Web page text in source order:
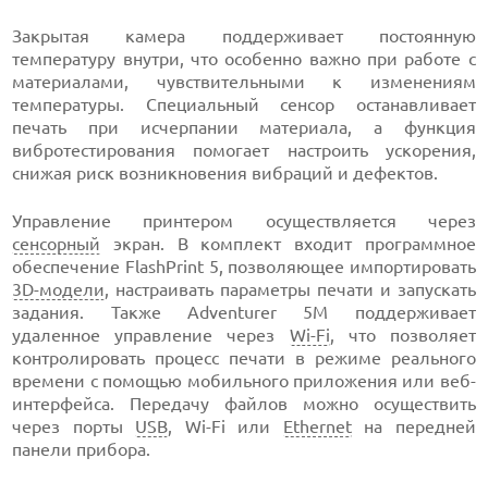
Закрытая камера поддерживает постоянную
температуру внутри, что особенно важно при работе с
материалами, чувствительными к изменениям
температуры. Специальный сенсор останавливает
печать при исчерпании материала, а функция
вибротестирования помогает настроить ускорения,
снижая риск возникновения вибраций и дефектов.
Управление принтером осуществляется через
сенсорный экран. В комплект входит программное
обеспечение FlashPrint 5, позволяющее импортировать
3D-модели, настраивать параметры печати и запускать
задания. Также Adventurer 5M поддерживает
удаленное управление через Wi-Fi, что позволяет
контролировать процесс печати в режиме реального
времени с помощью мобильного приложения или веб-
интерфейса. Передачу файлов можно осуществить
через порты USB, Wi-Fi или Ethernetна передней
панели прибора.